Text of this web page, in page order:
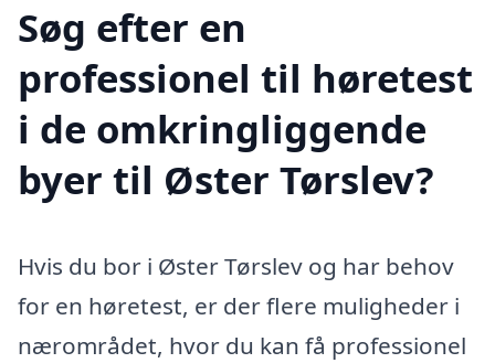
Søg efter en
professionel til høretest
i de omkringliggende
byer til Øster Tørslev?
Hvis du bor i Øster Tørslev og har behov
for en høretest, er der flere muligheder i
nærområdet, hvor du kan få professionel